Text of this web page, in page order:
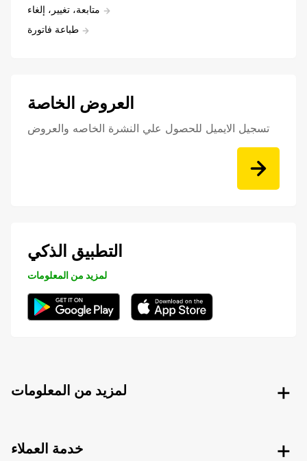
متابعة، تغيير، إلغاء
طباعة فاتورة
العروض الخاصة
تسجيل الايميل للحصول علي النشرة الخاصه والعروض
التطبيق الذكي
لمزيد من المعلومات
لمزيد من المعلومات
خدمة العملاء